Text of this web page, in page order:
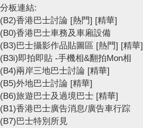
分板連結:
(B2)香港巴士討論 [熱門] [精華]
(B0)香港巴士車務及車廂設備
(B3)巴士攝影作品貼圖區 [熱門] [精華]
(B3i)即拍即貼 -手機相&翻拍Mon相
(B4)兩岸三地巴士討論 [精華]
(B5)外地巴士討論 [精華]
(B6)旅遊巴士及過境巴士 [精華]
(B1)香港巴士廣告消息/廣告車行踪
(B7)巴士特別所見